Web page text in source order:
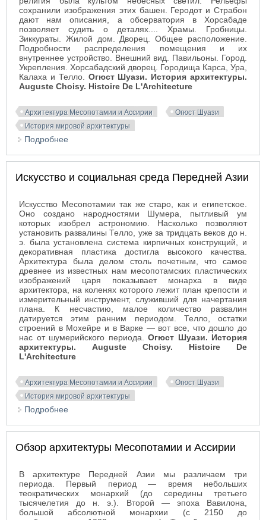
сохранили изображения этих башен. Геродот и Страбон
дают нам описания, а обсерватория в Хорсабаде
позволяет судить о деталях.... Храмы. Гробницы.
Зиккураты. Жилой дом. Дворец. Общее расположение.
Подробности распределения помещения и их
внутреннее устройство. Внешний вид. Павильоны. Город.
Укрепления. Хорсабадский дворец. Городища Карса, Ура,
Калаха и Телло. Огюст Шуази. История архитектуры.
Auguste Choisy. Histoire De L'Architecture
Архитектура Месопотамии и Ассирии
Огюст Шуази
История мировой архитектуры
Подробнее
Искусство и социальная среда Передней Азии
Искусство Месопотамии так же старо, как и египетское.
Оно создано народностями Шумера, пытливый ум
которых изобрел астрономию. Насколько позволяют
установить развалины Телло, уже за тридцать веков до н.
э. была установлена система кирпичных конструкций, и
декоративная пластика достигла высокого качества.
Архитектура была делом столь почетным, что самое
древнее из известных нам месопотамских пластических
изображений царя показывает монарха в виде
архитектора, на коленях которого лежит план крепости и
измерительный инструмент, служивший для начертания
плана. К несчастию, малое количество развалин
датируется этим ранним периодом. Телло, остатки
строений в Мохейре и в Варке — вот все, что дошло до
нас от шумерийского периода. Огюст Шуази. История
архитектуры. Auguste Choisy. Histoire De
L'Architecture
Архитектура Месопотамии и Ассирии
Огюст Шуази
История мировой архитектуры
Подробнее
Обзор архитектуры Месопотамии и Ассирии
В архитектуре Передней Азии мы различаем три
периода. Первый период — время небольших
теократических монархий (до середины третьего
тысячелетия до н. э.). Второй — эпоха Вавилона,
большой абсолютной монархии (с 2150 до